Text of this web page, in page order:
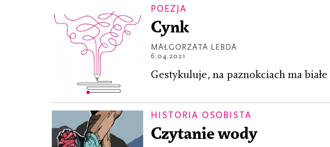
POEZJA
Cynk
MAŁGORZATA LEBDA
6.04.2021
Gestykuluje, na paznokciach ma
HISTORIA OSOBISTA
Czytanie wody